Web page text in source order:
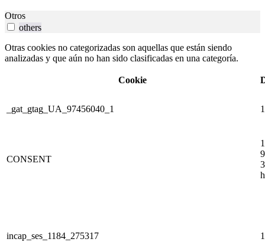
Otros
others
Otras cookies no categorizadas son aquellas que están siendo
analizadas y que aún no han sido clasificadas en una categoría.
Cookie
_gat_gtag_UA_97456040_1
CONSENT
incap_ses_1184_275317